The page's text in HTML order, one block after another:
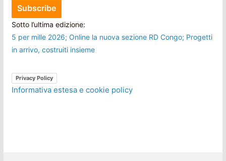
Sotto l’ultima edizione:
5 per mille 2026; Online la nuova sezione RD Congo; Progetti
in arrivo, costruiti insieme
Privacy Policy
Informativa estesa e cookie policy